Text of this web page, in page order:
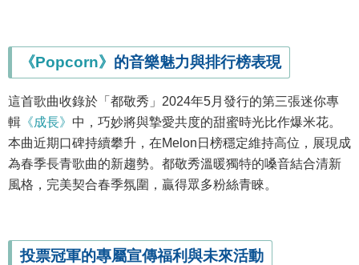
《Popcorn》 的音樂魅力與排行榜表現
這首歌曲收錄於「都敬秀」2024年5月發行的第三張迷你專
輯 《成長》 中，巧妙將與摯愛共度的甜蜜時光比作爆米花。
本曲近期口碑持續攀升，在Melon日榜穩定維持高位，展現成
為春季長青歌曲的新趨勢。都敬秀溫暖獨特的嗓音結合清新
風格，完美契合春季氛圍，贏得眾多粉絲青睞。
投票冠軍的專屬宣傳福利與未來活動